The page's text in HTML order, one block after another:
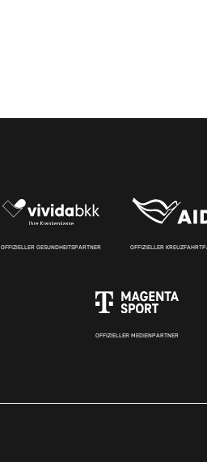
OFFIZIELLER GESUNDHEITSPARTNER OFFIZIELLER
OFFIZIELLER MEDIENPARTNER